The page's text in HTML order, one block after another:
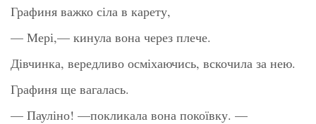
Графиня важко сіла в карету,
— Мері,— кинула вона через плече.
Дівчинка, вередливо осміхаючись, вскочила за нею.
Графиня ще вагалась.
— Пауліно! —покликала вона покоївку. —